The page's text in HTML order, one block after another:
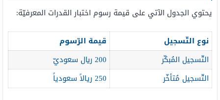
يحتوي الجدول الآتي على قيمة رسوم اختبار القدرات المعرفيّة:
نوع التّسجيل
قيمة الرّسوم
التّسجيل المُبكّر
200 ريال سعوديّ
التّسجيل مُتأخّر
250 ريالاً سعودياً